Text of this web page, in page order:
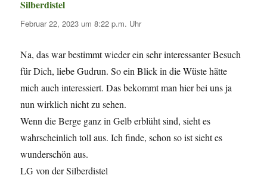
Silberdistel
Februar 22, 2023 um 8:22 p.m. Uhr
Na, das war bestimmt wieder ein sehr interessanter Besuch
für Dich, liebe Gudrun. So ein Blick in die Wüste hätte
mich auch interessiert. Das bekommt man hier bei uns ja
nun wirklich nicht zu sehen.
Wenn die Berge ganz in Gelb erblüht sind, sieht es
wahrscheinlich toll aus. Ich finde, schon so ist sieht es
wunderschön aus.
LG von der Silberdistel